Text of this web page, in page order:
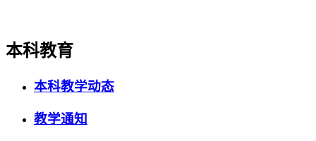
本科教育
本科教学动态
教学通知